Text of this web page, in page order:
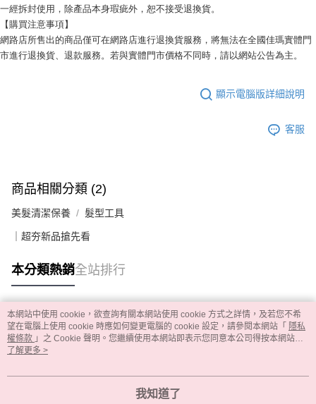
一經拆封使用，除產品本身瑕疵外，恕不接受退換貨。
【購買注意事項】
網路店所售出的商品僅可在網路店進行退換貨服務，將無法在全國佳瑪實體門
市進行退換貨、退款服務。若與實體門市價格不同時，請以網站公告為主。
顯示電腦版詳細說明
客服
商品相關分類 (2)
美髮清潔保養 髮型工具
｜超夯新品搶先看
本分類熱銷全站排行
熱門標籤
本網站中使用 cookie，欲查詢有關本網站使用 cookie 方式之詳情，及若您不希
望在電腦上使用 cookie 時應如何變更電腦的 cookie 設定，請參閱本網站「 隱私
權條款 」之 Cookie 聲明。您繼續使用本網站即表示您同意本公司得按本網站使
用條款之 Cookie 聲明使用 cookie。
了解更多 >
我知道了